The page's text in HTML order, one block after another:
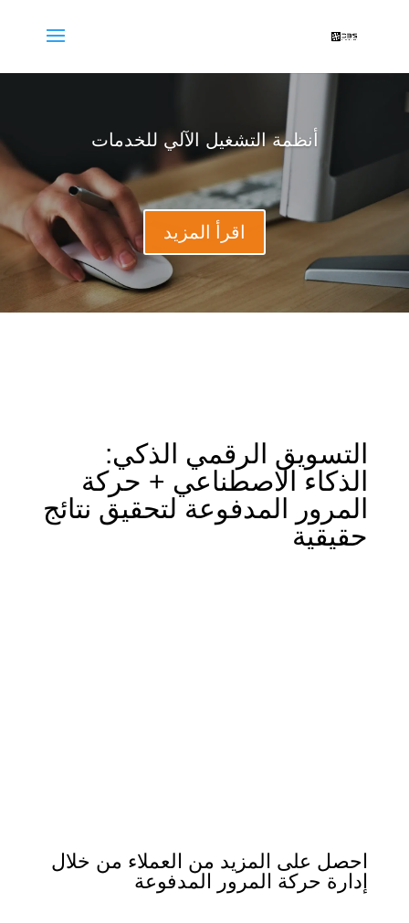
أنظمة التشغيل الآلي للخدمات
اقرأ المزيد
التسويق الرقمي الذكي:
الذكاء الاصطناعي + حركة
المرور المدفوعة لتحقيق نتائج
حقيقية
احصل على المزيد من العملاء من خلال
إدارة حركة المرور المدفوعة